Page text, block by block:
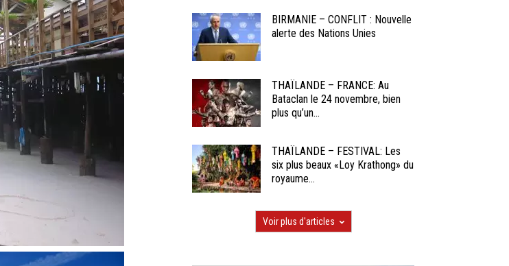
BIRMANIE – CONFLIT : Nouvelle
alerte des Nations Unies
THAÏLANDE – FRANCE: Au
Bataclan le 24 novembre, bien
plus qu’un...
THAÏLANDE – FESTIVAL: Les
six plus beaux «Loy Krathong» du
royaume...
Voir plus d'articles